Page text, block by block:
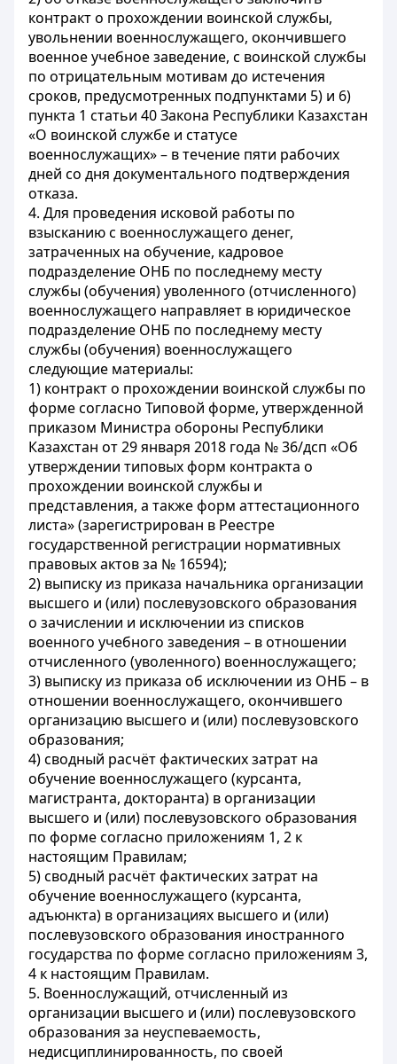
контракт о прохождении воинской службы,
увольнении военнослужащего, окончившего
военное учебное заведение, с воинской службы
по отрицательным мотивам до истечения
сроков, предусмотренных подпунктами 5) и 6)
пункта 1 статьи 40 Закона Республики Казахстан
«О воинской службе и статусе
военнослужащих» – в течение пяти рабочих
дней со дня документального подтверждения
отказа.
4. Для проведения исковой работы по
взысканию с военнослужащего денег,
затраченных на обучение, кадровое
подразделение ОНБ по последнему месту
службы (обучения) уволенного (отчисленного)
военнослужащего направляет в юридическое
подразделение ОНБ по последнему месту
службы (обучения) военнослужащего
следующие материалы:
1) контракт о прохождении воинской службы по
форме согласно Типовой форме, утвержденной
приказом Министра обороны Республики
Казахстан от 29 января 2018 года № 36/дсп «Об
утверждении типовых форм контракта о
прохождении воинской службы и
представления, а также форм аттестационного
листа» (зарегистрирован в Реестре
государственной регистрации нормативных
правовых актов за № 16594);
2) выписку из приказа начальника организации
высшего и (или) послевузовского образования
о зачислении и исключении из списков
военного учебного заведения – в отношении
отчисленного (уволенного) военнослужащего;
3) выписку из приказа об исключении из ОНБ – в
отношении военнослужащего, окончившего
организацию высшего и (или) послевузовского
образования;
4) сводный расчёт фактических затрат на
обучение военнослужащего (курсанта,
магистранта, докторанта) в организации
высшего и (или) послевузовского образования
по форме согласно приложениям 1, 2 к
настоящим Правилам;
5) сводный расчёт фактических затрат на
обучение военнослужащего (курсанта,
адъюнкта) в организациях высшего и (или)
послевузовского образования иностранного
государства по форме согласно приложениям 3,
4 к настоящим Правилам.
5. Военнослужащий, отчисленный из
организации высшего и (или) послевузовского
образования за неуспеваемость,
недисциплинированность, по своей